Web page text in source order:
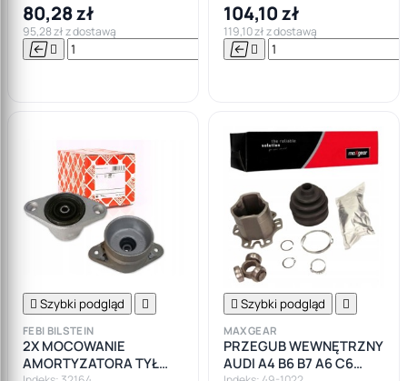
80,28 zł
95,28 zł z dostawą
  

104,10 zł
119,10 zł z dostawą
 
 Szybki podgląd 
FEBI BILSTEIN
2X MOCOWANIE
AMORTYZATORA TYŁ
 Szybki podgląd 
MAXGEAR
PRZEGUB WEWNĘTRZNY
AUDI A4 B6 B7 A6 C6